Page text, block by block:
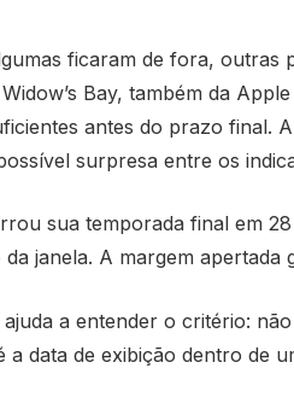
ficaram de fora, outras
Bay, também da
antes do prazo final.
surpresa entre os
sua temporada final em
janela. A margem apertada
a entender o critério:
a data de exibição dentro de